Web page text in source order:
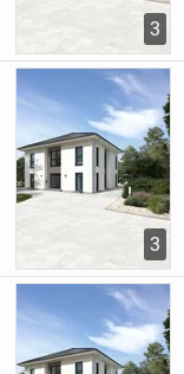
3
3